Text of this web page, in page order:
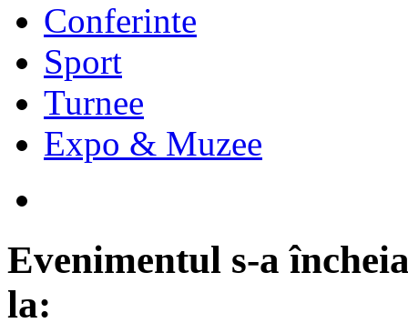
Conferinte
Sport
Turnee
Expo & Muzee
Evenimentul s-a
la: